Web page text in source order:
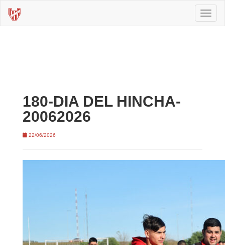
180-DIA DEL HINCHA-
20062026
22/06/2026